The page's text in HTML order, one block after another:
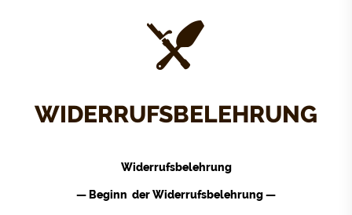
WIDERRUFSBELEHRUNG
Widerrufsbelehrung
— Beginn der Widerrufsbelehrung —